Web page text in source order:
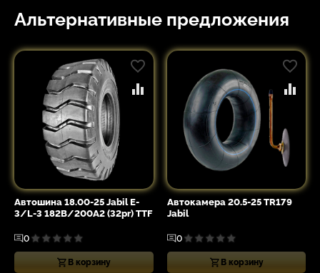
Альтернативные предложения
Автошина 18.00-25 Jabil E-
3/L-3 182B/200A2 (32pr) TTF
0
В корзину
Автокамера 20.5-25 TR179
Jabil
0
В корзину